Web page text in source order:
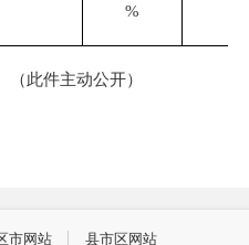
%
公开）
市网站 县市区网站